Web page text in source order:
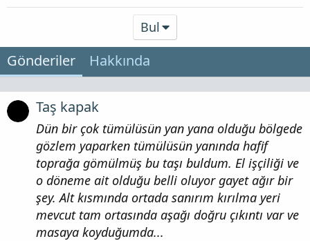
Bul
Gönderiler Hakkında
Taş kapak
Dün bir çok tümülüsün yan yana olduğu bölgede
gözlem yaparken tümülüsün yanında hafif
toprağa gömülmüş bu taşı buldum. El işçiliği ve
o döneme ait olduğu belli oluyor gayet ağır bir
şey. Alt kısmında ortada sanırım kırılma yeri
mevcut tam ortasında aşağı doğru çıkıntı var ve
masaya koyduğumda...